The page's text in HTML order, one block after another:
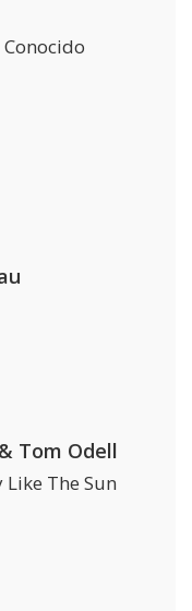
Tom Odell
The Sun